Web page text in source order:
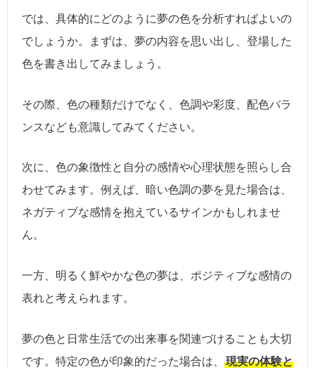
では、具体的にどのように夢の色を分析すればよいの
でしょうか。まずは、夢の内容を思い出し、登場した
色を書き出してみましょう。
その際、色の種類だけでなく、色調や彩度、配色バラ
ンスなども意識してみてください。
次に、色の象徴性と自分の感情や心理状態を照らし合
わせてみます。例えば、暗い色調の夢を見た場合は、
ネガティブな感情を抱えているサインかもしれませ
ん。
一方、明るく鮮やかな色の夢は、ポジティブな感情の
表れと考えられます。
夢の色と日常生活での出来事を関連づけることも大切
です。特定の色が印象的だった場合は、
現実の体験と